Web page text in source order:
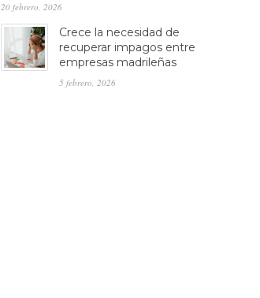
20 febrero, 2026
Crece la necesidad de
recuperar impagos entre
empresas madrileñas
5 febrero, 2026